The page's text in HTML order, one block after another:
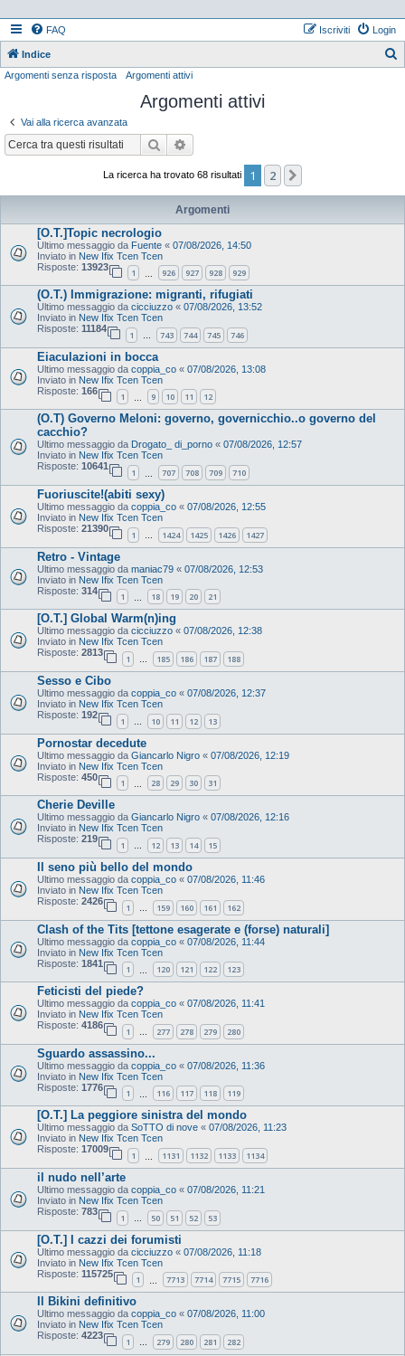
FAQ Login
Iscriviti
Indice
Argomenti senza risposta Argomenti attivi
Argomenti attivi
Vai alla ricerca avanzata
Cerca
La ricerca ha trovato 68 risultati 1 2
Argomenti
[O.T.]Topic necrologio
Ultimo messaggio da Fuente « 07/08/2026, 14:50
Inviato in New Ifix Tcen Tcen
Risposte: 13923
1 926 927 928 929
(O.T.) Immigrazione: migranti, rifugiati
Ultimo messaggio da cicciuzzo « 07/08/2026, 13:52
Inviato in New Ifix Tcen Tcen
Risposte: 11184
1 … 743 744 745 746
Eiaculazioni in bocca
Ultimo messaggio da coppia_co « 07/08/2026, 13:08
Inviato in New Ifix Tcen Tcen
Risposte: 166
1 9 10 11 12
(O.T) Governo Meloni: governo, governicchio..o governo del
cacchio?
Ultimo messaggio da Drogato_ di_porno « 07/08/2026, 12:57
Inviato in New Ifix Tcen Tcen
Risposte: 10641
1 707 708 709 710
Fuoriuscite!(abiti sexy)
Ultimo messaggio da coppia_co « 07/08/2026, 12:55
Inviato in New Ifix Tcen Tcen
Risposte: 21390
1 … 1424 1425 1426 1427
Retro - Vintage
Ultimo messaggio da maniac79 « 07/08/2026, 12:53
Inviato in New Ifix Tcen Tcen
Risposte: 314
1 18 19 20 21
[O.T.] Global Warm(n)ing
Ultimo messaggio da cicciuzzo « 07/08/2026, 12:38
Inviato in New Ifix Tcen Tcen
Risposte: 2813
1 … 185 186 187 188
Sesso e Cibo
Ultimo messaggio da coppia_co « 07/08/2026, 12:37
Inviato in New Ifix Tcen Tcen
Risposte: 192
1 … 10 11 12 13
Pornostar decedute
Ultimo messaggio da Giancarlo Nigro « 07/08/2026, 12:19
Inviato in New Ifix Tcen Tcen
Risposte: 450
1 28 29 30 31
Cherie Deville
Ultimo messaggio da Giancarlo Nigro « 07/08/2026, 12:16
Inviato in New Ifix Tcen Tcen
Risposte: 219
1 … 12 13 14 15
Il seno più bello del mondo
Ultimo messaggio da coppia_co « 07/08/2026, 11:46
Inviato in New Ifix Tcen Tcen
Risposte: 2426
1 … 159 160 161 162
Clash of the Tits [tettone esagerate e (forse) naturali]
Ultimo messaggio da coppia_co « 07/08/2026, 11:44
Inviato in New Ifix Tcen Tcen
Risposte: 1841
1 120 121 122 123
Feticisti del piede?
Ultimo messaggio da coppia_co « 07/08/2026, 11:41
Inviato in New Ifix Tcen Tcen
Risposte: 4186
1 … 277 278 279 280
Sguardo assassino...
Ultimo messaggio da coppia_co « 07/08/2026, 11:36
Inviato in New Ifix Tcen Tcen
Risposte: 1776
1 116 117 118 119
[O.T.] La peggiore sinistra del mondo
Ultimo messaggio da SoTTO di nove « 07/08/2026, 11:23
Inviato in New Ifix Tcen Tcen
Risposte: 17009
1 1131 1132 1133 1134
il nudo nell’arte
Ultimo messaggio da coppia_co « 07/08/2026, 11:21
Inviato in New Ifix Tcen Tcen
Risposte: 783
1 … 50 51 52 53
[O.T.] I cazzi dei forumisti
Ultimo messaggio da cicciuzzo « 07/08/2026, 11:18
Inviato in New Ifix Tcen Tcen
Risposte: 115725
1 7713 7714 7715 7716
Il Bikini definitivo
Ultimo messaggio da coppia_co « 07/08/2026, 11:00
Inviato in New Ifix Tcen Tcen
Risposte: 4223
1 … 279 280 281 282